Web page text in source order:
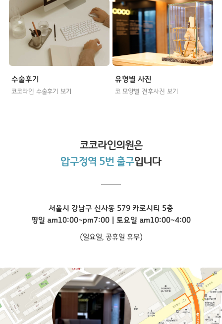
수술후기
코코라인 수술후기 보기
유형별 사진
코 모양별 전후사진 보기
코코라인의원은
압구정역 5번 출구입니다
서울시 강남구 신사동 579 카로시티 5층
평일 am10:00~pm7:00 | 토요일 am10:00~4:00
(일요일, 공휴일 휴무)